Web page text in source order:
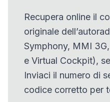
Recupera online il
originale
Symphony, MMI
e Virtual Cockpit),
Inviaci il numero di
codice corretto per